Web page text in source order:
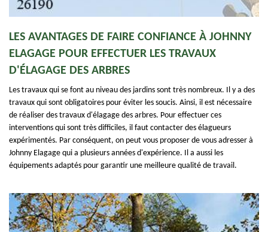
LES AVANTAGES DE FAIRE CONFIANCE À JOHNNY
ELAGAGE POUR EFFECTUER LES TRAVAUX
D'ÉLAGAGE DES ARBRES
Les travaux qui se font au niveau des jardins sont très nombreux. Il y a des
travaux qui sont obligatoires pour éviter les soucis. Ainsi, il est nécessaire
de réaliser des travaux d'élagage des arbres. Pour effectuer ces
interventions qui sont très difficiles, il faut contacter des élagueurs
expérimentés. Par conséquent, on peut vous proposer de vous adresser à
Johnny Elagage qui a plusieurs années d'expérience. Il a aussi les
équipements adaptés pour garantir une meilleure qualité de travail.